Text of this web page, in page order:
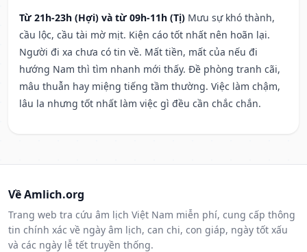
Từ 21h-23h (Hợi) và từ 09h-11h (Tị) Mưu sự khó thành,
cầu lộc, cầu tài mờ mịt. Kiện cáo tốt nhất nên hoãn lại.
Người đi xa chưa có tin về. Mất tiền, mất của nếu đi
hướng Nam thì tìm nhanh mới thấy. Đề phòng tranh cãi,
mâu thuẫn hay miệng tiếng tầm thường. Việc làm chậm,
lâu la nhưng tốt nhất làm việc gì đều cần chắc chắn.
Về Amlich.org
Trang web tra cứu âm lịch Việt Nam miễn phí, cung cấp thông
tin chính xác về ngày âm lịch, can chi, con giáp, ngày tốt xấu
và các ngày lễ tết truyền thống.